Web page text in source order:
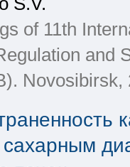
of 11th
and
Novosibirsk,